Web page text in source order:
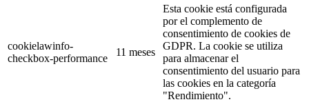
cookielawinfo-
checkbox-performance
11 meses
Esta cookie está configurada
por el complemento de
consentimiento de cookies de
GDPR. La cookie se utiliza
para almacenar el
consentimiento del usuario para
las cookies en la categoría
"Rendimiento".